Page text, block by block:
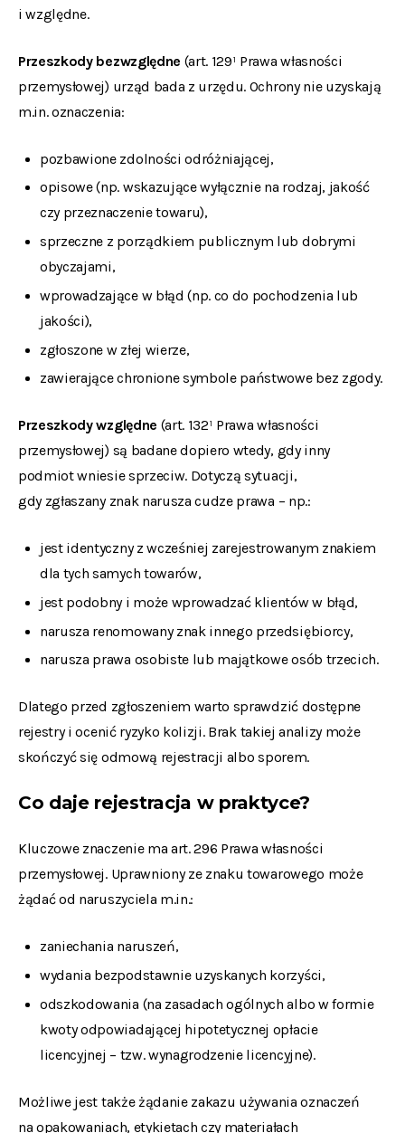
i względne.
Przeszkody bezwzględne (art. 129¹ Prawa własności
przemysłowej) urząd bada z urzędu. Ochrony nie uzyskają
m.in. oznaczenia:
pozbawione zdolności odróżniającej,
opisowe (np. wskazujące wyłącznie na rodzaj, jakość
czy przeznaczenie towaru),
sprzeczne z porządkiem publicznym lub dobrymi
obyczajami,
wprowadzające w błąd (np. co do pochodzenia lub
jakości),
zgłoszone w złej wierze,
zawierające chronione symbole państwowe bez zgody.
Przeszkody względne (art. 132¹ Prawa własności
przemysłowej) są badane dopiero wtedy, gdy inny
podmiot wniesie sprzeciw. Dotyczą sytuacji,
gdy zgłaszany znak narusza cudze prawa – np.:
jest identyczny z wcześniej zarejestrowanym znakiem
dla tych samych towarów,
jest podobny i może wprowadzać klientów w błąd,
narusza renomowany znak innego przedsiębiorcy,
narusza prawa osobiste lub majątkowe osób trzecich.
Dlatego przed zgłoszeniem warto sprawdzić dostępne
rejestry i ocenić ryzyko kolizji. Brak takiej analizy może
skończyć się odmową rejestracji albo sporem.
Co daje rejestracja w praktyce?
Kluczowe znaczenie ma art. 296 Prawa własności
przemysłowej. Uprawniony ze znaku towarowego może
żądać od naruszyciela m.in.:
zaniechania naruszeń,
wydania bezpodstawnie uzyskanych korzyści,
odszkodowania (na zasadach ogólnych albo w formie
kwoty odpowiadającej hipotetycznej opłacie
licencyjnej – tzw. wynagrodzenie licencyjne).
Możliwe jest także żądanie zakazu używania oznaczeń
na opakowaniach, etykietach czy materiałach